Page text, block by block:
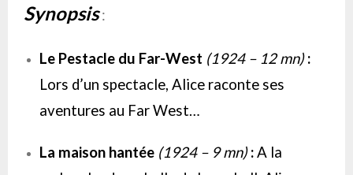
Synopsis:
Le Pestacle du Far-West (1924 – 12 mn):
Lors d’un spectacle, Alice raconte ses
aventures au Far West…
La maison hantée (1924 – 9 mn):A la